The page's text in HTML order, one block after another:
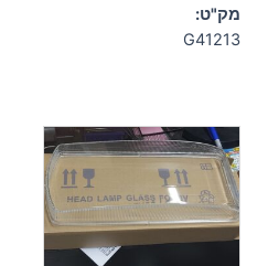
מק"ט:
G41213